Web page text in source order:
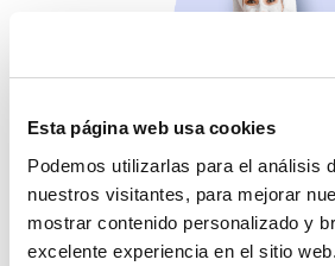
Esta página web usa cookies
Podemos utilizarlas para el análisis
nuestros visitantes, para mejorar
mostrar contenido personalizado y
excelente experiencia en el sitio
Se não cuidares de ti
mesma, quem